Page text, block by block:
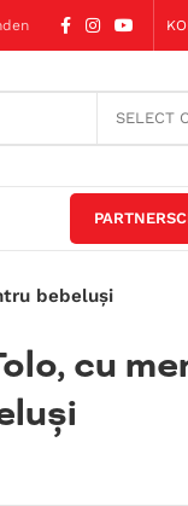
SELECT
bebeluși
cu